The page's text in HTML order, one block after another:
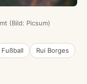
(Bild: Picsum)
Fußball
Rui Borges